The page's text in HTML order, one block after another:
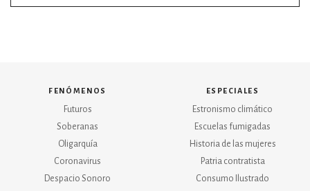
fenómenos
Futuros
Soberanas
Oligarquía
Coronavirus
Despacio Sonoro
especiales
Estronismo climático
Escuelas fumigadas
Historia de las mujeres
Patria contratista
Consumo Ilustrado